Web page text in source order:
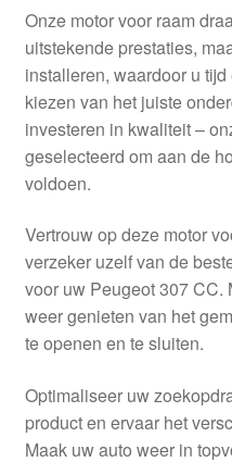
Levering
Mijn account
Over ons
Wereldwijde verzending
Winkelwagen
Onze motor voor raam
uitstekende prestaties,
installeren, waardoor u
kiezen van het juiste
investeren in kwaliteit –
geselecteerd om aan de
voldoen.
Vertrouw op deze motor
verzeker uzelf van de
voor uw Peugeot 307 CC.
weer genieten van het
te openen en te sluiten.
Optimaliseer uw
product en ervaar het
Maak uw auto weer in